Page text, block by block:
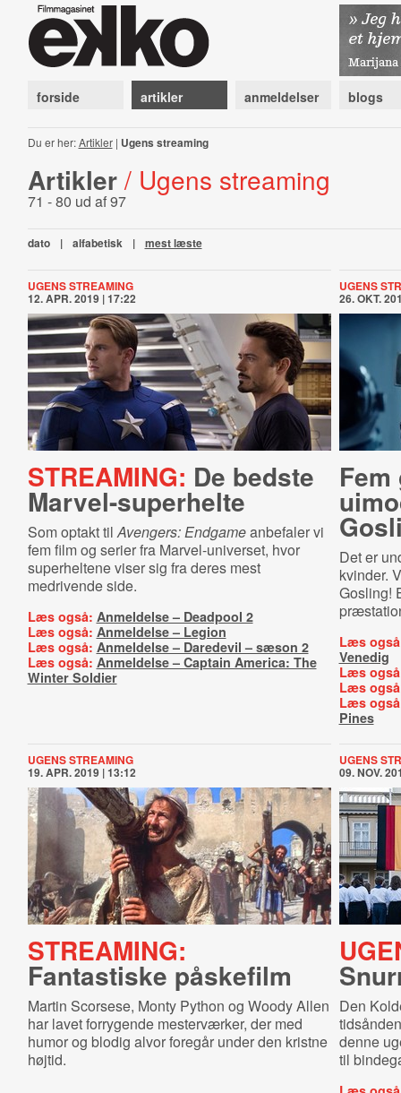
forside artikler anmeldelser blogs
Du er her:Artikler| Ugens streaming
Artikler / Ugens streaming
71 - 80 ud af 97
dato | alfabetisk | mest læste
UGENS STREAMING
12. APR. 2019 | 17:22
STREAMING: De bedste
Mar­vel-​su­per­hel­te
Som optakt tilAvengers: Endgameanbefaler vi
fem film og serier fra Marvel-universet, hvor
superheltene viser sig fra deres mest
medrivende side.
Læs også: Anmeldelse – Deadpool 2
Læs også: Anmeldelse – Legion
Læs også: Anmeldelse – Daredevil – sæson 2
Læs også: Anmeldelse – Captain America: The
Winter Soldier
UGENS
26. OKT.
Fem
Det er
kvinder.
Gosling!
Læs
Venedig
Læs
Læs
Læs
Pines
UGENS STREAMING
19. APR. 2019 | 13:12
STREAMING:
Fantastiske påskefilm
Martin Scorsese, Monty Python og Woody Allen
har lavet forrygende mesterværker, der med
humor og blodig alvor foregår under den kristne
højtid.
UGENS
09. NOV.
Den
denne
til